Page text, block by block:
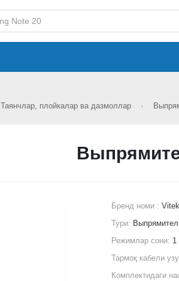
Таянчлар, плойкалар ва дазмоллар
Бренд номи :Vitek
Тури:
Режимлар сони: 1
Тармоқ кабели
Комплектидаги